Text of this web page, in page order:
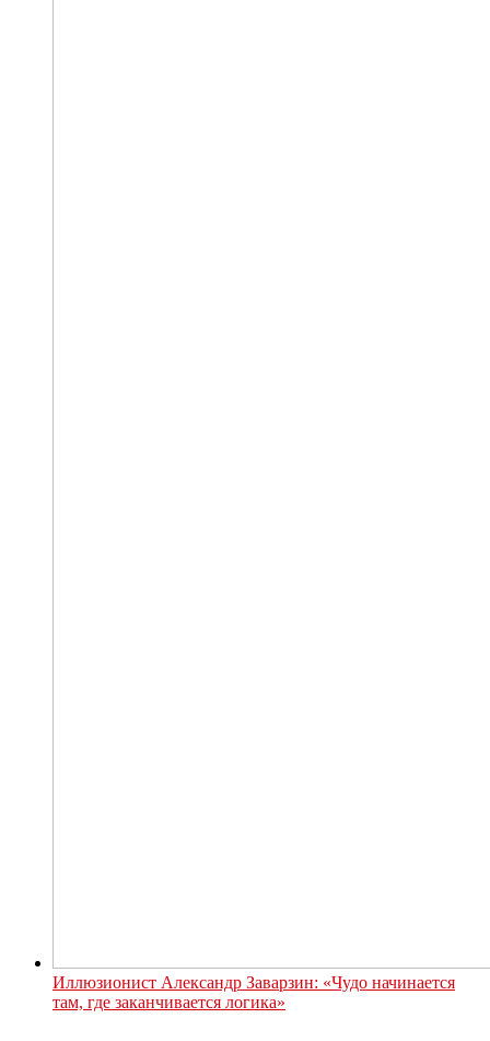
Иллюзионист Александр Заварзин: «Чудо начинается
там, где заканчивается логика»